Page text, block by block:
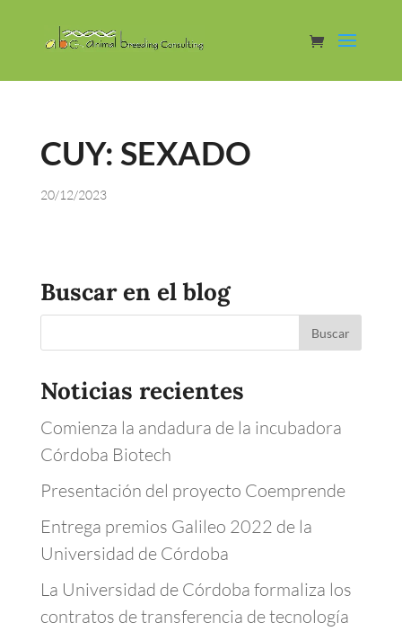
CUY: SEXADO
20/12/2023
Buscar en el blog
Noticias recientes
Comienza la andadura de la incubadora
Córdoba Biotech
Presentación del proyecto Coemprende
Entrega premios Galileo 2022 de la
Universidad de Córdoba
La Universidad de Córdoba formaliza los
contratos de transferencia de tecnología